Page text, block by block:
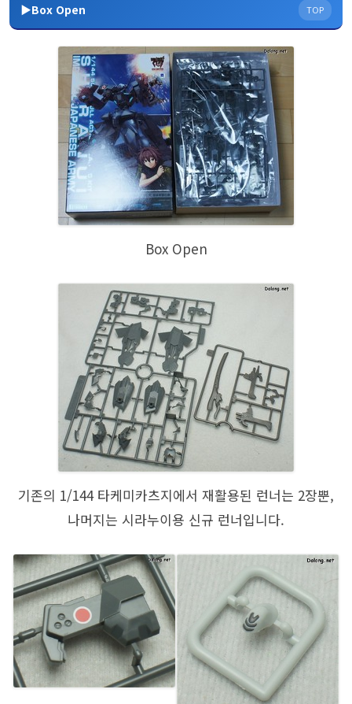
▶Box Open TOP
Box Open
기존의 1/144 타케미카츠지에서 재활용된 런너는 2장뿐,
나머지는 시라누이용 신규 런너입니다.